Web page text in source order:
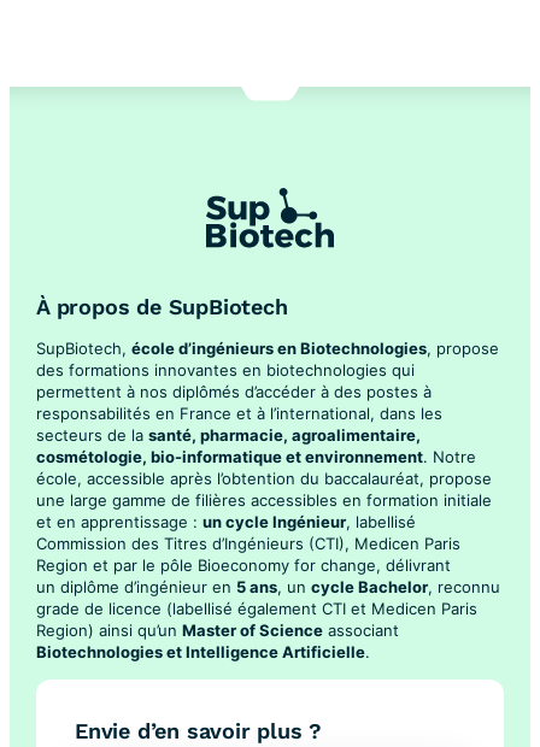
À propos de SupBiotech
SupBiotech, école d’ingénieurs en Biotechnologies, propose
des formations innovantes en biotechnologies qui
permettent à nos diplômés d’accéder à des postes à
responsabilités en France et à l’international, dans les
secteurs de la santé, pharmacie, agroalimentaire,
cosmétologie, bio-informatique et environnement. Notre
école, accessible après l’obtention du baccalauréat, propose
une large gamme de filières accessibles en formation initiale
et en apprentissage : un cycle Ingénieur, labellisé
Commission des Titres d’Ingénieurs (CTI), Medicen Paris
Region et par le pôle Bioeconomy for change, délivrant
un diplôme d’ingénieur en 5 ans, un cycle Bachelor, reconnu
grade de licence (labellisé également CTI et Medicen Paris
Region) ainsi qu’un Master of Science associant
Biotechnologies et Intelligence Artificielle.
Envie d’en savoir plus ?